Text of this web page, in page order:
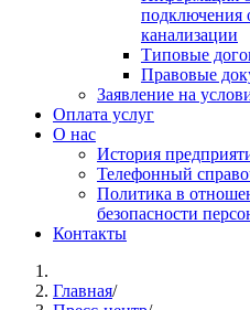
подключения
канализации
Типовые
Правовые
Заявление на
Оплата услуг
О нас
История
Телефонный
Политика в
безопасности
Контакты
Главная/